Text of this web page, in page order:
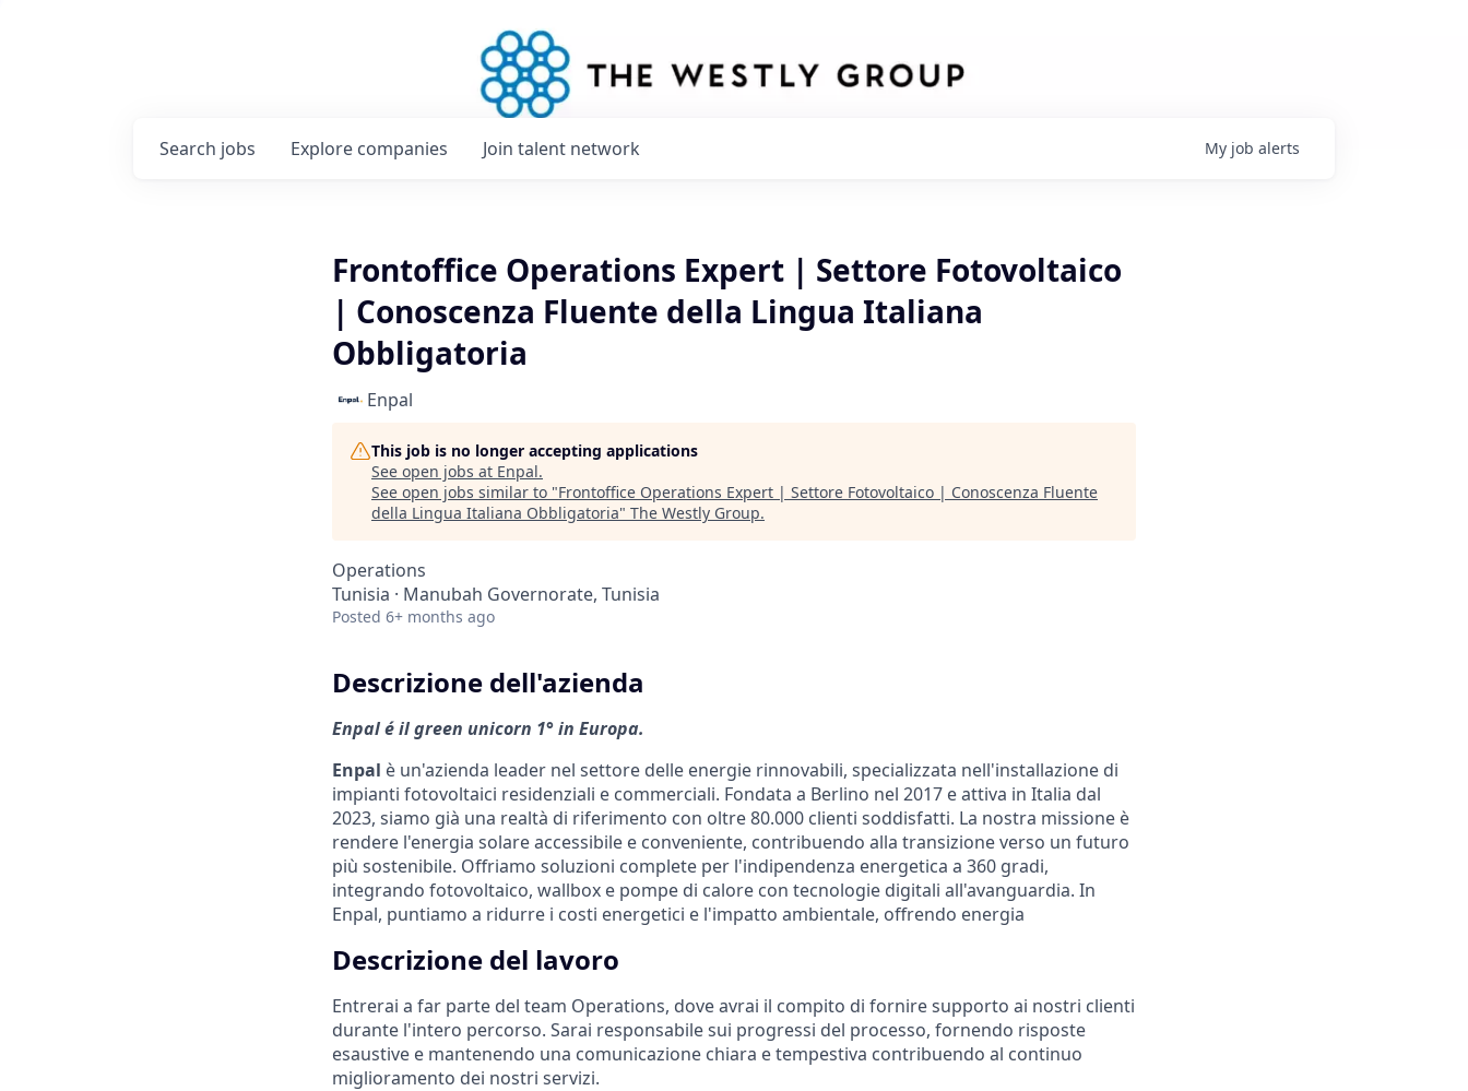
Search jobs Explore companies Join talent network My job alerts
Frontoffice Operations Expert | Settore Fotovoltaico
| Conoscenza Fluente della Lingua Italiana
Obbligatoria
Enpal
This job is no longer accepting applications
See open jobs at Enpal.
See open jobs similar to "Frontoffice Operations Expert | Settore Fotovoltaico | Conoscenza Fluente
della Lingua Italiana Obbligatoria" The Westly Group.
Operations
Tunisia · Manubah Governorate, Tunisia
Posted 6+ months ago
Descrizione dell'azienda
Enpal é il green unicorn 1° in Europa.
Enpal è un'azienda leader nel settore delle energie rinnovabili, specializzata nell'installazione di
impianti fotovoltaici residenziali e commerciali. Fondata a Berlino nel 2017 e attiva in Italia dal
2023, siamo già una realtà di riferimento con oltre 80.000 clienti soddisfatti. La nostra missione è
rendere l'energia solare accessibile e conveniente, contribuendo alla transizione verso un futuro
più sostenibile. Offriamo soluzioni complete per l'indipendenza energetica a 360 gradi,
integrando fotovoltaico, wallbox e pompe di calore con tecnologie digitali all'avanguardia. In
Enpal, puntiamo a ridurre i costi energetici e l'impatto ambientale, offrendo energia
Descrizione del lavoro
Entrerai a far parte del team Operations, dove avrai il compito di fornire supporto ai nostri clienti
durante l'intero percorso. Sarai responsabile sui progressi del processo, fornendo risposte
esaustive e mantenendo una comunicazione chiara e tempestiva contribuendo al continuo
miglioramento dei nostri servizi.